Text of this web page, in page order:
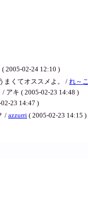
2005-02-24 12:10 )
まくてオススメよ。 / れ～こ
アキ ( 2005-02-23 14:48 )
23 14:47 )
/ azzurri ( 2005-02-23 14:15 )